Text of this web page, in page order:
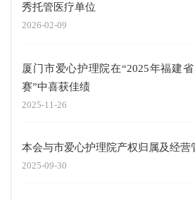
秀托管医疗单位
2026-02-09
厦门市爱心护理院在“2025年福建
赛”中喜获佳绩
2025-11-26
本会与市爱心护理院产权归属及经营
2025-09-30